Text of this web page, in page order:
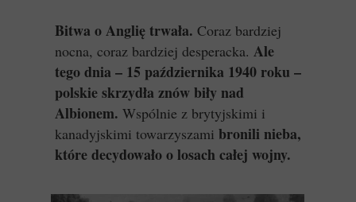
Bitwa o Anglię trwała. Coraz bardziej
nocna, coraz bardziej desperacka. Ale
tego dnia – 15 października 1940 roku –
polskie skrzydła znów biły nad
Albionem. Wspólnie z brytyjskimi i
kanadyjskimi towarzyszami bronili nieba,
które decydowało o losach całej wojny.